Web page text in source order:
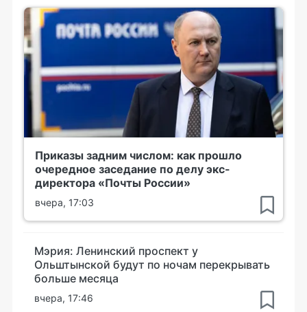
Приказы задним числом: как прошло
очередное заседание по делу экс-
директора «Почты России»
вчера, 17:03
Мэрия: Ленинский проспект у
Ольштынской будут по ночам перекрывать
больше месяца
вчера, 17:46